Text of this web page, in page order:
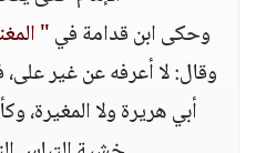
وحكى ابن قدامة في"
وقال: لا أعرفه عن غير
أبي هريرة ولا المغيرة،